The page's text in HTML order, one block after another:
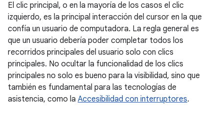
El clic principal, o en la mayoría de los casos el clic
izquierdo, es la principal interacción del cursor en la que
confía un usuario de computadora. La regla general es
que un usuario debería poder completar todos los
recorridos principales del usuario solo con clics
principales. No ocultar la funcionalidad de los clics
principales no solo es bueno para la visibilidad, sino que
también es fundamental para las tecnologías de
asistencia, como la Accesibilidad con interruptores.